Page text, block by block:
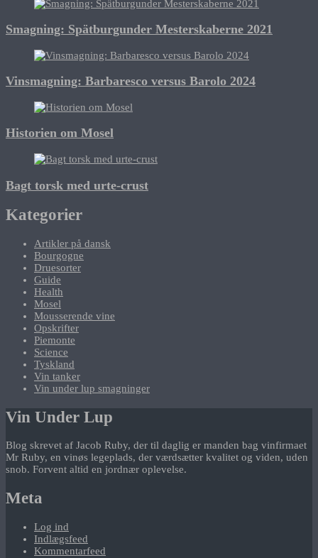
Smagning: Spätburgunder Mesterskaberne 2021
Vinsmagning: Barbaresco versus Barolo 2024
Historien om Mosel
Bagt torsk med urte-crust
Kategorier
Artikler på dansk
Bourgogne
Druesorter
Guide
Health
Mosel
Mousserende vine
Opskrifter
Piemonte
Science
Tyskland
Vin tanker
Vin under lup smagninger
Vin Under Lup
Blog skrevet af Jacob Ruby, der til daglig er manden bag vinfirmaet
Mr Ruby, en vinøs legeplads, der værdsætter kvalitet og viden, uden
snob. Forvent altid en jordnær oplevelse.
Meta
Log ind
Indlægsfeed
Kommentarfeed